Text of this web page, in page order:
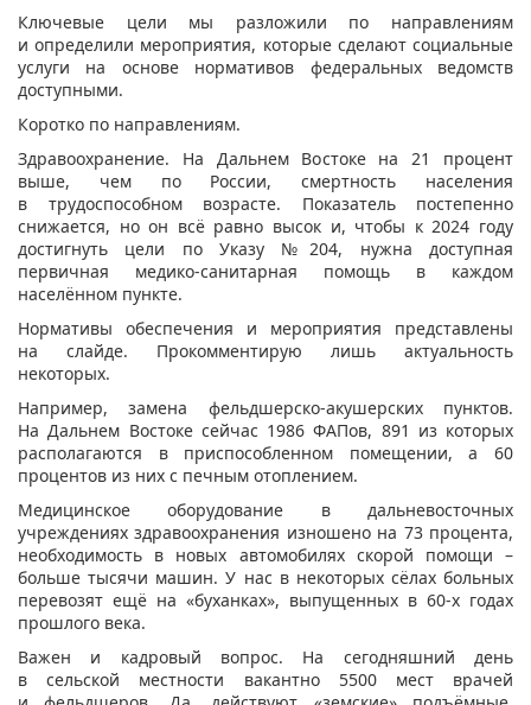
Ключевые цели мы разложили по направлениям
и определили мероприятия, которые сделают социальные
услуги на основе нормативов федеральных ведомств
доступными.
Коротко по направлениям.
Здравоохранение. На Дальнем Востоке на 21 процент
выше, чем по России, смертность населения
в трудоспособном возрасте. Показатель постепенно
снижается, но он всё равно высок и, чтобы к 2024 году
достигнуть цели по Указу №204, нужна доступная
первичная медико-санитарная помощь в каждом
населённом пункте.
Нормативы обеспечения и мероприятия представлены
на слайде. Прокомментирую лишь актуальность
некоторых.
Например, замена фельдшерско-акушерских пунктов.
На Дальнем Востоке сейчас 1986 ФАПов, 891 из которых
располагаются в приспособленном помещении, а 60
процентов из них с печным отоплением.
Медицинское оборудование в дальневосточных
учреждениях здравоохранения изношено на 73 процента,
необходимость в новых автомобилях скорой помощи –
больше тысячи машин. У нас в некоторых сёлах больных
перевозят ещё на «буханках», выпущенных в 60-х годах
прошлого века.
Важен и кадровый вопрос. На сегодняшний день
в сельской местности вакантно 5500 мест врачей